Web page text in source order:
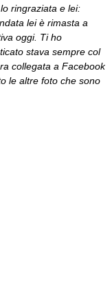
ringraziata e lei:
lei è rimasta a
oggi. Ti ho
stava sempre col
collegata a Facebook
le altre foto che sono